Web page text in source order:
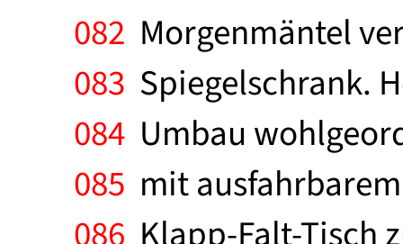
082 Morgenmäntel
083 Spiegelschrank.
084 Umbau
085 mit